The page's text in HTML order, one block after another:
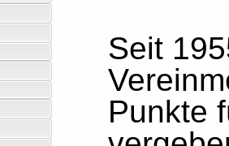
Seit
Punkte